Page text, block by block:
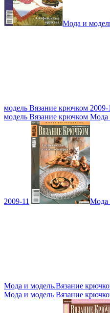
Мода и
модель Вязание крючком 2009-
модель Вязание крючком
2009-11 Мода
Мода и модель.Вязание
Мода и модель Вязание